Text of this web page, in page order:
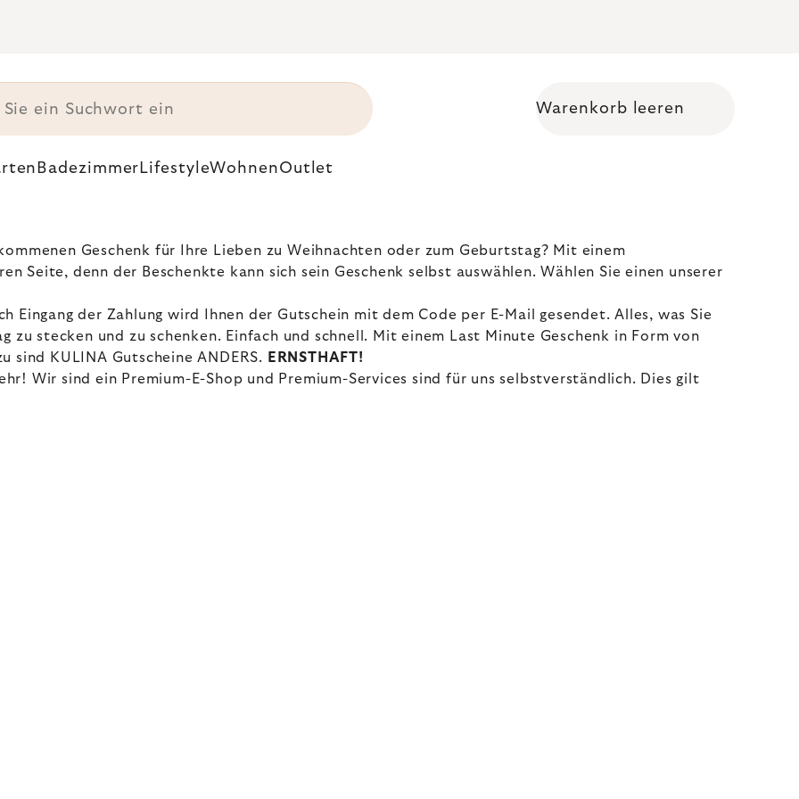
Warenkorb leeren
Badezimmer LifestyleWohnenOutlet
Geschenk für Ihre Lieben zu Weihnachten oder zum Geburtstag? Mit einem
Seite, denn der Beschenkte kann sich sein Geschenk selbst auswählen. Wählen Sie einen unserer
Eingang der Zahlung wird Ihnen der Gutschein mit dem Code per E-Mail gesendet. Alles, was Sie
zu stecken und zu schenken. Einfach und schnell. Mit einem Last Minute Geschenk in Form von
sind KULINA Gutscheine ANDERS.
ERNSTHAFT!
Wir sind ein Premium-E-Shop und Premium-Services sind für uns selbstverständlich. Dies gilt